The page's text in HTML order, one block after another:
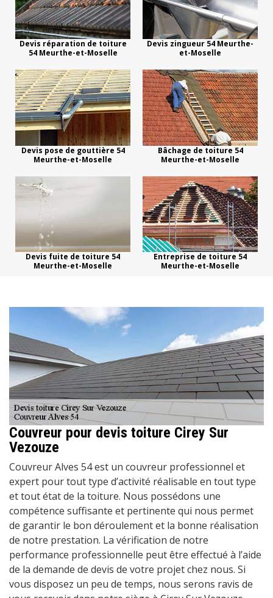
Devis réparation de toiture
54 Meurthe-et-Moselle
Devis zingueur 54 Meurthe-
et-Moselle
Devis pose de gouttière 54
Meurthe-et-Moselle
Bâchage de toiture 54
Meurthe-et-Moselle
Devis fuite de toiture 54
Meurthe-et-Moselle
Entreprise de toiture 54
Meurthe-et-Moselle
Couvreur pour devis toiture Cirey Sur
Vezouze
Couvreur Alves 54 est un couvreur professionnel et
expert pour tout type d’activité réalisable en tout type
et tout état de la toiture. Nous possédons une
compétence suffisante et pertinente qui nous permet
de garantir le bon déroulement et la bonne réalisation
de notre prestation. La vérification de notre
performance professionnelle peut être effectué à l’aide
de la demande de devis de votre projet chez nous. Si
vous disposez un peu de temps, nous serons ravis de